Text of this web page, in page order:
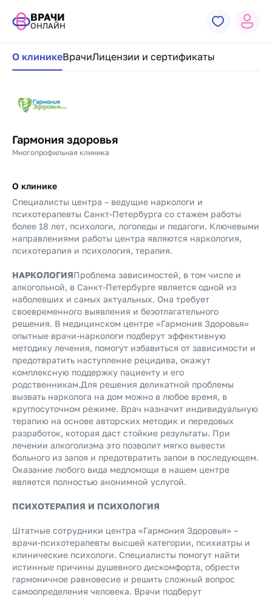
ВРАЧИ
ОНЛАЙН
Навигация по странице клиники
О клиникеВрачиЛицензии и сертификаты
Гармония здоровья
Многопрофильная клиника
О клинике
Специалисты центра – ведущие наркологи и
психотерапевты Санкт-Петербурга со стажем работы
более 18 лет, психологи, логопеды и педагоги. Ключевыми
направлениями работы центра являются наркология,
психотерапия и психология, терапия.
НАРКОЛОГИЯПроблема зависимостей, в том числе и
алкогольной, в Санкт-Петербурге является одной из
наболевших и самых актуальных. Она требует
своевременного выявления и безотлагательного
решения. В медицинском центре «Гармония Здоровья»
опытные врачи-наркологи подберут эффективную
методику лечения, помогут избавиться от зависимости и
предотвратить наступление рецидива, окажут
комплексную поддержку пациенту и его
родственникам.Для решения деликатной проблемы
вызвать нарколога на дом можно в любое время, в
круглосуточном режиме. Врач назначит индивидуальную
терапию на основе авторских методик и передовых
разработок, которая даст стойкие результаты. При
лечении алкоголизма это позволит мягко вывести
больного из запоя и предотвратить запои в последующем.
Оказание любого вида медпомощи в нашем центре
является полностью анонимной услугой.
ПСИХОТЕРАПИЯ И ПСИХОЛОГИЯ
Штатные сотрудники центра «Гармония Здоровья» –
врачи-психотерапевты высшей категории, психиатры и
клинические психологи. Специалисты помогут найти
истинные причины душевного дискомфорта, обрести
гармоничное равновесие и решить сложный вопрос
самоопределения человека. Врачи подберут